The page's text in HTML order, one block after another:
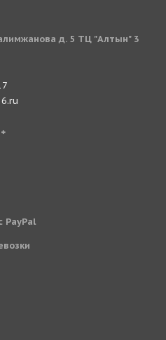
д. 5 ТЦ "Алтын" 3
PayPal